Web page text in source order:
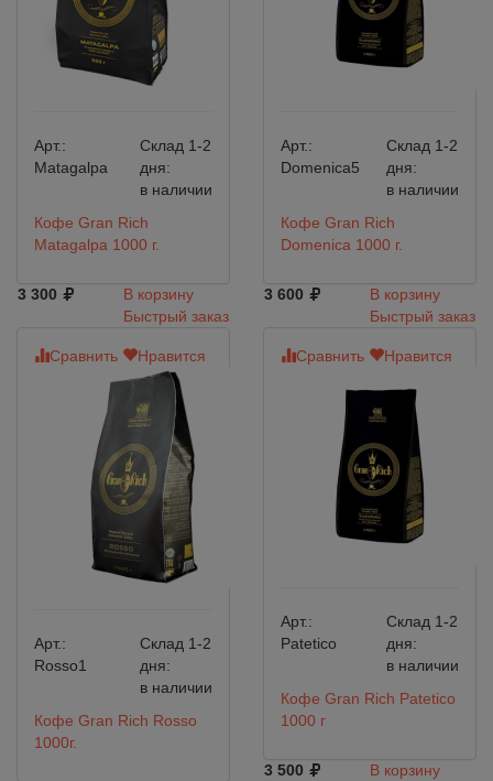
Арт.:
Matagalpa
Склад 1-2
дня:
в наличии
Кофе Gran Rich
Matagalpa 1000 г.
3 300
В корзину
Быстрый заказ
Арт.:
Domenica5
Склад 1-2
дня:
в наличии
Кофе Gran Rich
Domenica 1000 г.
3 600
В корзину
Быстрый заказ
Сравнить Нравится
Арт.:
Rosso1
Склад 1-2
дня:
в наличии
Кофе Gran Rich Rosso
1000г.
Сравнить Нравится
Арт.:
Patetico
Склад 1-2
дня:
в наличии
Кофе Gran Rich Patetico
1000 г
3 500
В корзину